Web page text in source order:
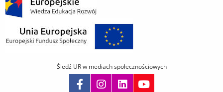
Śledź UR w mediach społecznościowych